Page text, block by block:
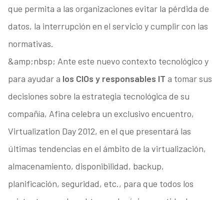
que permita a las organizaciones evitar la pérdida de
datos, la interrupción en el servicio y cumplir con las
normativas.
&amp;nbsp; Ante este nuevo contexto tecnológico y
para ayudar a los CIOs y responsables IT a tomar sus
decisiones sobre la estrategia tecnológica de su
compañía, Afina celebra un exclusivo encuentro,
Virtualization Day 2012, en el que presentará las
últimas tendencias en el ámbito de la virtualización,
almacenamiento, disponibilidad, backup,
planificación, seguridad, etc., para que todos los